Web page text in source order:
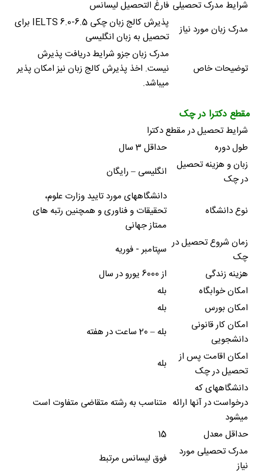
فارغ التحصیل لیسانس شرایط مدرک تحصیلی
پذیرش کالج زبان چکی IELTS 6.0-6.5 برای
تحصیل به زبان انگلیسی
مدرک زبان مورد نیاز
مدرک زبان جزو شرایط دریافت پذیرش
نیست. اخذ پذیرش کالج زبان نیز امکان پذیر
میباشد.
توضیحات خاص
مقطع دکترا در چک
شرایط تحصیل در مقطع دکترا
حداقل 3 سال
طول دوره
انگلیسی – رایگان
زبان و هزینه تحصیل
در چک
دانشگاههای مورد تایید وزارت علوم،
تحقیقات و فناوری و همچنین رتبه های
ممتاز جهانی
نوع دانشگاه
سپتامبر - فوریه زمان شروع تحصیل در
چک
از 6000 یورو در سال
هزینه زندگی
بله
امکان خوابگاه
بله
امکان بورس
بله – 20 ساعت در هفته
امکان کار قانونی
دانشجویی
بله
امکان اقامت پس از
تحصیل در چک
متناسب به رشته متقاضی متفاوت است
دانشگاههای که
درخواست در آنها ارائه
میشود
15
حداقل معدل
فوق لیسانس مرتبط
مدرک تحصیلی مورد
نیاز